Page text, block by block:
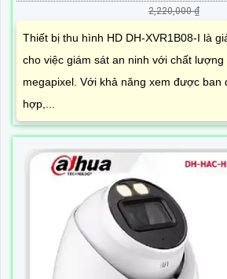
2,220,000 ₫
Thiết bị thu hình HD DH-XVR1B08-I là
cho việc giám sát an ninh với chất
megapixel. Với khả năng xem được ban
hợp,...